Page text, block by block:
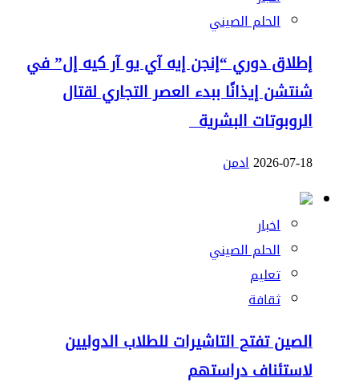
الحلم الصيني
إطلاق دوري “إنجن إيه آي يو آر كيه إل” في
شنتشن إيذانًا ببدء العصر التجاري لقتال
الروبوتات البشرية
2026-07-18ادمن
اخبار
الحلم الصيني
تعليم
ثقافة
الصين تفتح التاشيرات للطلاب الدوليين
لاستئناف دراستهم